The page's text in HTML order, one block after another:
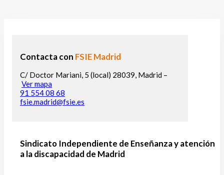
Contacta con FSIE Madrid
C/ Doctor Mariani, 5 (local) 28039, Madrid –
Ver mapa
91 554 08 68
fsie.madrid@fsie.es
Sindicato Independiente de Enseñanza y atención
a la discapacidad de Madrid